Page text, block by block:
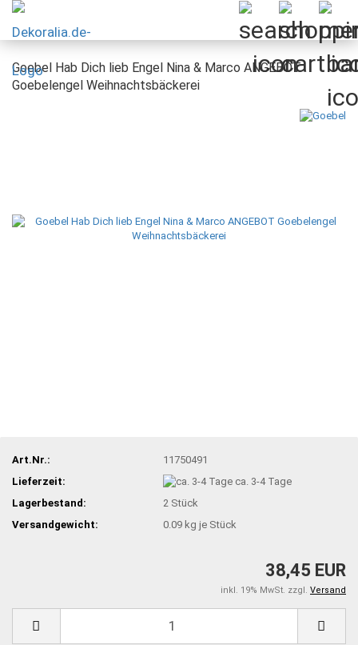
Goebel Hab Dich lieb Engel Nina & Marco ANGEBOT
Goebelengel Weihnachtsbäckerei
Art.Nr.:
11750491
Lieferzeit:
ca. 3-4 Tage
Lagerbestand:
2 Stück
Versandgewicht:
0.09 kg je Stück
38,45 EUR
inkl. 19% MwSt. zzgl. Versand